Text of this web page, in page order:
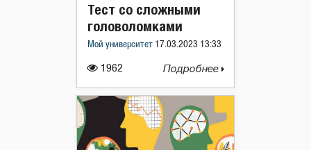
1962
Тест со сложными
головоломками
Мой университет 17.03.2023 13:33
Подробнее